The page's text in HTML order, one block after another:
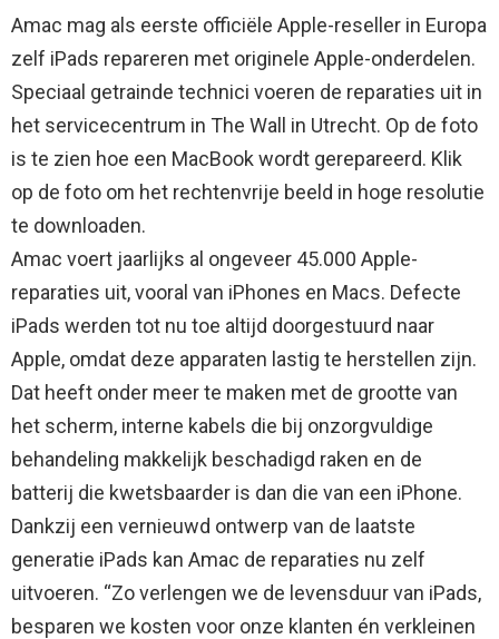
Amac mag als eerste officiële Apple-reseller in Europa
zelf iPads repareren met originele Apple-onderdelen.
Speciaal getrainde technici voeren de reparaties uit in
het servicecentrum in The Wall in Utrecht. Op de foto
is te zien hoe een MacBook wordt gerepareerd. Klik
op de foto om het rechtenvrije beeld in hoge resolutie
te downloaden.
Amac voert jaarlijks al ongeveer 45.000 Apple-
reparaties uit, vooral van iPhones en Macs. Defecte
iPads werden tot nu toe altijd doorgestuurd naar
Apple, omdat deze apparaten lastig te herstellen zijn.
Dat heeft onder meer te maken met de grootte van
het scherm, interne kabels die bij onzorgvuldige
behandeling makkelijk beschadigd raken en de
batterij die kwetsbaarder is dan die van een iPhone.
Dankzij een vernieuwd ontwerp van de laatste
generatie iPads kan Amac de reparaties nu zelf
uitvoeren. “Zo verlengen we de levensduur van iPads,
besparen we kosten voor onze klanten én verkleinen